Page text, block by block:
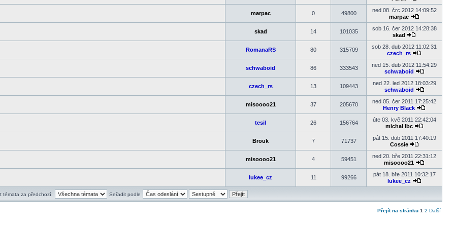
Zobrazit
poslední
příspěvek
marpac 0 49800
ned 08. črc 2012 14:09:52
marpac
Zobrazit
poslední
skad 14 101035
sob 16. čer 2012 14:28:38
skad
Zobrazit
poslední
příspěvek
RomanaRS 80 315709
sob 28. dub 2012 11:02:31
czech_rs
Zobrazit
poslední
příspěvek
schwaboid 86 333543
ned 15. dub 2012 11:54:29
schwaboid
Zobrazit
poslední
czech_rs 13 109443
ned 22. led 2012 18:03:29
schwaboid
Zobrazit
poslední
příspěvek
misoooo21 37 205670
ned 05. čer 2011 17:25:42
Henry Black
Zobrazit
poslední
tesil 26 156764
úte 03. kvě 2011 22:42:04
michal lbc
Zobrazit
poslední
Brouk 7 71737
pát 15. dub 2011 17:40:19
Cossie
Zobrazit
poslední
příspěvek
misoooo21 4 59451
ned 20. bře 2011 22:31:12
misoooo21
Zobrazit
poslední
lukee_cz 11 99266
pát 18. bře 2011 10:32:17
lukee_cz
Zobrazit
témata za předchozí: Seřadit podle
Přejít na stránku 1 2 Další